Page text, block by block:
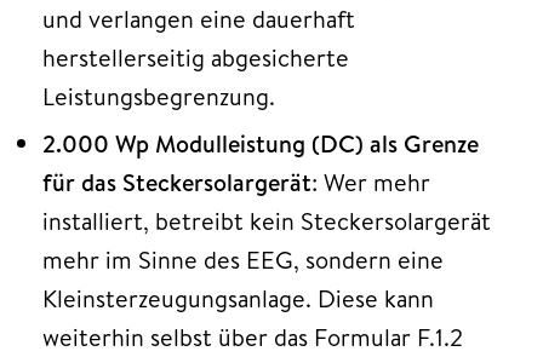
und verlangen eine dauerhaft
herstellerseitig abgesicherte
Leistungsbegrenzung.
2.000 Wp Modulleistung (DC) als Grenze
für das Steckersolargerät: Wer mehr
installiert, betreibt kein Steckersolargerät
mehr im Sinne des EEG, sondern eine
Kleinsterzeugungsanlage. Diese kann
weiterhin selbst über das Formular F.1.2